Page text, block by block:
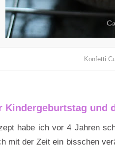
Konfetti
Kindergeburtstag und
habe ich vor 4 Jahren
mit der Zeit ein bisschen